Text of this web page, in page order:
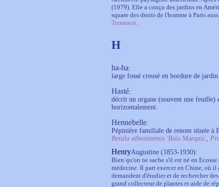
(1979). Elle a conçu des jardins en
square des droits de l'homme à Paris
Terrasson.
H
ha-ha:
large fossé creusé en bordure de
Hasté:
décrit un organe (souvent une feuille)
horizontalement.
Hennebelle:
Pépinière familiale de renom située
Betula albosinensis 'Bois Marquis',
HenryAugustine (1853-1930):
Bien qu'on ne sache s'il est né en
médecine. Il part exercer en Chine, où
demandent d'étudier et de rechercher
grand collecteur de plantes et aide de